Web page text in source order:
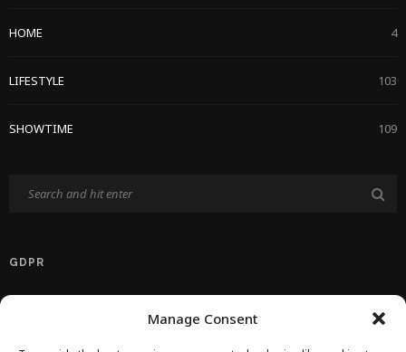
Manage Consent
HOME 4
LIFESTYLE 103
SHOWTIME 109
GDPR